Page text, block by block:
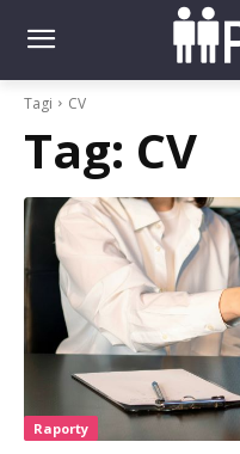
Tagi CV
Tag: CV
Raporty